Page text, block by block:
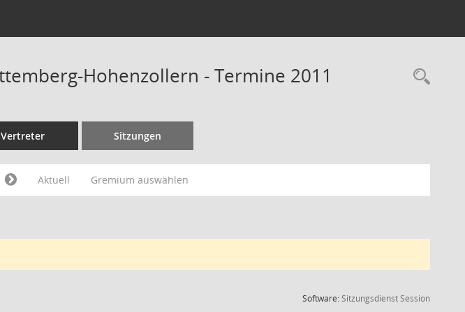
Hohenzollern - Termine 2011
Vertreter Sitzungen
Aktuell Gremium auswählen
Software:SitzungsdienstSession(Wird in